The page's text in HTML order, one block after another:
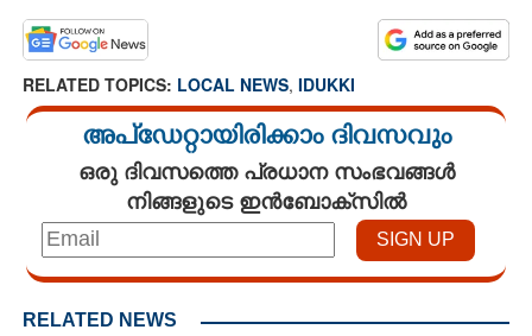
RELATED TOPICS: LOCAL NEWS, IDUKKI
അപ്ഡേറ്റായിരിക്കാം ദിവസവും
ഒരു ദിവസത്തെ പ്രധാന സംഭവങ്ങൾ
നിങ്ങളുടെ ഇൻബോക്സിൽ
RELATED NEWS